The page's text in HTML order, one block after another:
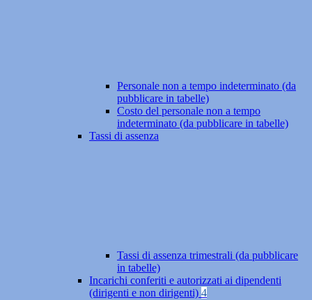
Personale non a tempo indeterminato (da
pubblicare in tabelle)
Costo del personale non a tempo
indeterminato (da pubblicare in tabelle)
Tassi di assenza
Tassi di assenza trimestrali (da pubblicare
in tabelle)
Incarichi conferiti e autorizzati ai dipendenti
(dirigenti e non dirigenti) 4